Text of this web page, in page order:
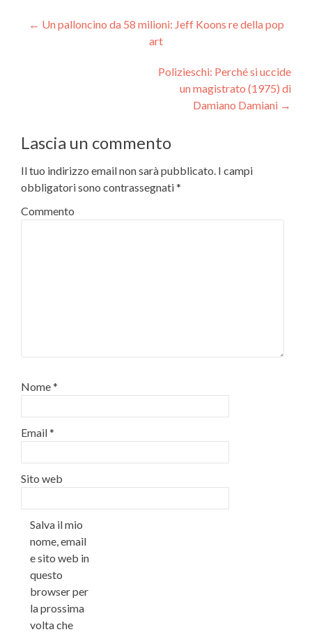
Navigazione articoli
← Un palloncino da 58 milioni: Jeff Koons re della pop
art
Polizieschi: Perché si uccide
un magistrato (1975) di
Damiano Damiani →
Lascia un commento
Il tuo indirizzo email non sarà pubblicato. I campi
obbligatori sono contrassegnati*
Commento
Nome*
Email*
Sito web
Salva il mio
nome, email
e sito web in
questo
browser per
la prossima
volta che